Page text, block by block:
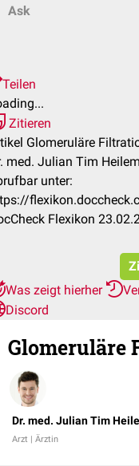
Ask
Teilen
Zitieren
Glomeruläre
med. Julian Tim
unter:
Flexikon
Was zeigt hierher
Discord
Glomeruläre
Dr. med. Julian Tim
Arzt | Ärztin